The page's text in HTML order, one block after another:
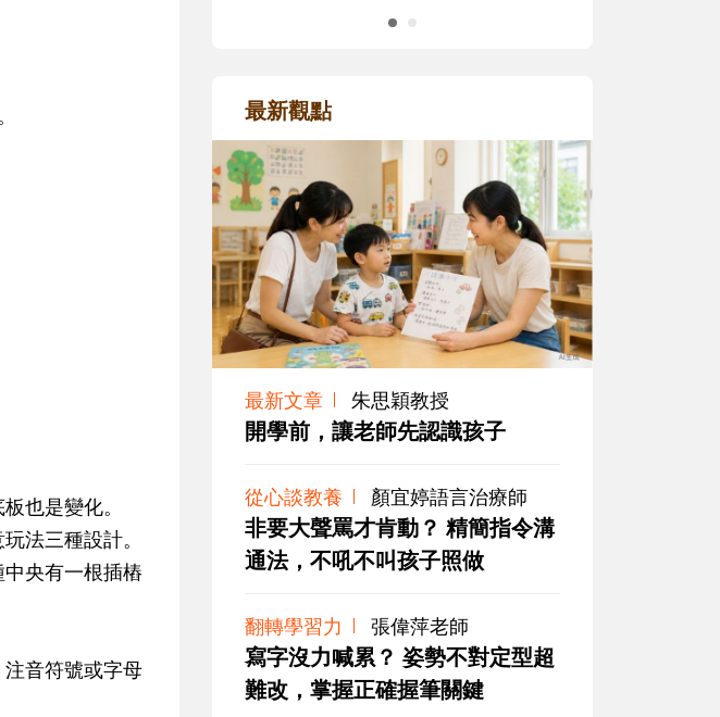
也是變化。
法三種設計。
央有一根插樁
音符號或字母
最新觀點
最新文章 朱思穎教授
開學前，讓老師先認識孩子
從心談教養 顏宜婷語言治療師
非要大聲罵才肯動？ 精簡指令溝
通法，不吼不叫孩子照做
翻轉學習力 張偉萍老師
寫字沒力喊累？ 姿勢不對定型超
難改，掌握正確握筆關鍵